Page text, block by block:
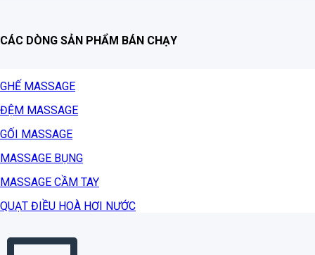
CÁC DÒNG SẢN PHẨM BÁN CHẠY
GHẾ MASSAGE
ĐỆM MASSAGE
GỐI MASSAGE
MASSAGE BỤNG
MASSAGE CẦM TAY
QUẠT ĐIỀU HOÀ HƠI NƯỚC